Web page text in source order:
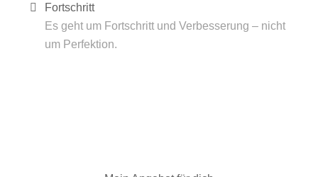
Fortschritt
Es geht um Fortschritt und Verbesserung – nicht
um Perfektion.